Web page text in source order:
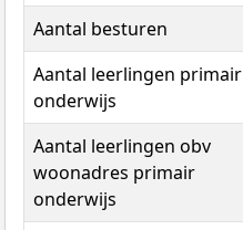
Aantal besturen
Aantal leerlingen primair
onderwijs
Aantal leerlingen obv
woonadres primair
onderwijs